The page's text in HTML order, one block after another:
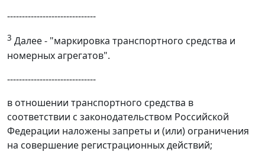
------------------------------
3 Далее - "маркировка транспортного средства и
номерных агрегатов".
------------------------------
в отношении транспортного средства в
соответствии с законодательством Российской
Федерации наложены запреты и (или) ограничения
на совершение регистрационных действий;